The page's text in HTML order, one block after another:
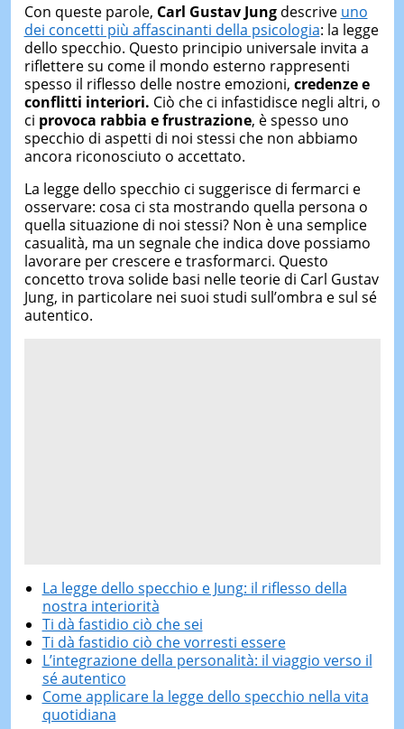
Con queste parole, Carl Gustav Jungdescrive uno
dei concetti più affascinanti della psicologia: la legge
dello specchio. Questo principio universale invita a
riflettere su come il mondo esterno rappresenti
spesso il riflesso delle nostre emozioni, credenze e
conflitti interiori. Ciò che ci infastidisce negli altri, o
ci provoca rabbia e frustrazione, è spesso uno
specchio di aspetti di noi stessi che non abbiamo
ancora riconosciuto o accettato.
La legge dello specchio ci suggerisce di fermarci e
osservare: cosa ci sta mostrando quella persona o
quella situazione di noi stessi? Non è una semplice
casualità, ma un segnale che indica dove possiamo
lavorare per crescere e trasformarci. Questo
concetto trova solide basi nelle teorie di Carl Gustav
Jung, in particolare nei suoi studi sull’ombra e sul sé
autentico.
La legge dello specchio e Jung: il riflesso della
nostra interiorità
Ti dà fastidio ciò che sei
Ti dà fastidio ciò che vorresti essere
L’integrazione della personalità: il viaggio verso il
sé autentico
Come applicare la legge dello specchio nella vita
quotidiana